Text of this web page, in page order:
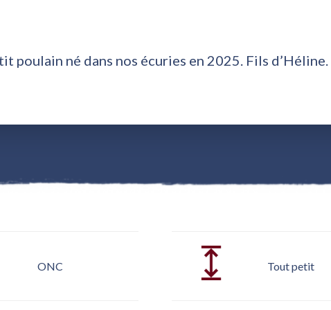
poulain né dans nos écuries en 2025. Fils d’Héline.
ONC Tout petit